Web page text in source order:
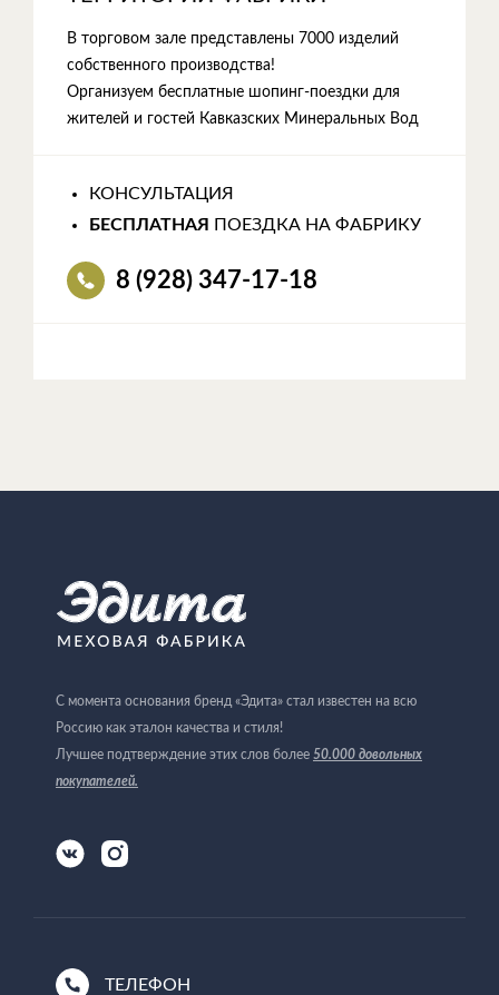
В торговом зале представлены 7000 изделий
собственного производства!
Организуем бесплатные шопинг-поездки для
жителей и гостей Кавказских Минеральных Вод
КОНСУЛЬТАЦИЯ
БЕСПЛАТНАЯ
ПОЕЗДКА НА ФАБРИКУ
8 (928) 347-17-18
С момента основания бренд «Эдита» стал известен на всю
Россию как эталон качества и стиля!
Лучшее подтверждение этих слов более 50.000 довольных
покупателей.
ТЕЛЕФОН